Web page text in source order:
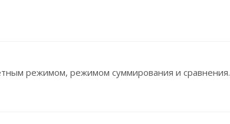
режимом, режимом суммирования и сравнения.